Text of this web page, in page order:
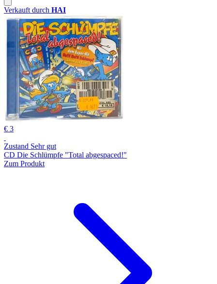
Verkauft durch HAI
€ 3
Zustand Sehr gut
CD Die Schlümpfe "Total abgespaced!"
Zum Produkt